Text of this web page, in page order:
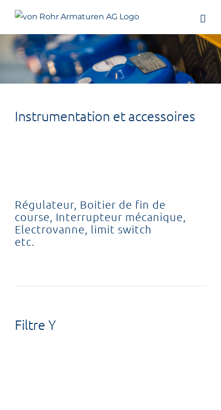
content
Instrumentation et accessoires
Régulateur, Boitier de fin de
course, Interrupteur mécanique,
Electrovanne, limit switch
etc.
Filtre Y